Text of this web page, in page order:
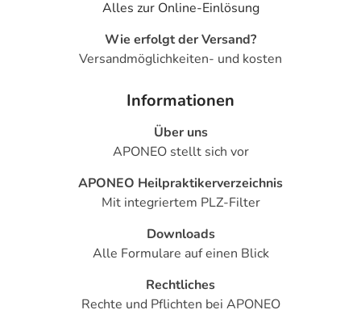
Alles zur Online-Einlösung
Wie erfolgt der Versand?
Versandmöglichkeiten- und kosten
Informationen
Über uns
APONEO stellt sich vor
APONEO Heilpraktikerverzeichnis
Mit integriertem PLZ-Filter
Downloads
Alle Formulare auf einen Blick
Rechtliches
Rechte und Pflichten bei APONEO